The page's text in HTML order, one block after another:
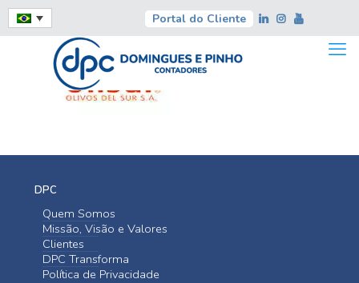
Portal do Cliente
DPC
Quem Somos
Missão, Visão e Valores
Clientes
DPC Transforma
Política de Privacidade